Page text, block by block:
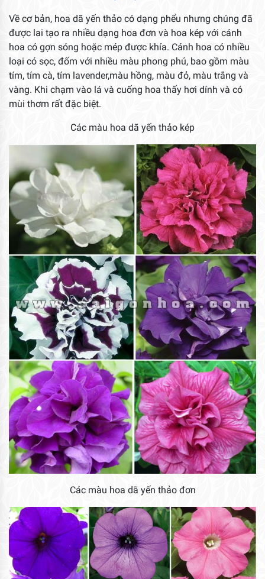
Về cơ bản, hoa dã yến thảo có dạng phểu nhưng chúng đã
được lai tạo ra nhiều dạng hoa đơn và hoa kép với cánh
hoa có gợn sóng hoặc mép được khía. Cánh hoa có nhiều
loại có sọc, đốm với nhiều màu phong phú, bao gồm màu
tím, tím cà, tím lavender,màu hồng, màu đỏ, màu trắng và
vàng. Khi chạm vào lá và cuống hoa thấy hơi dính và có
mùi thơm rất đặc biệt.
Các màu hoa dã yến thảo kép
Các màu hoa dã yến thảo đơn